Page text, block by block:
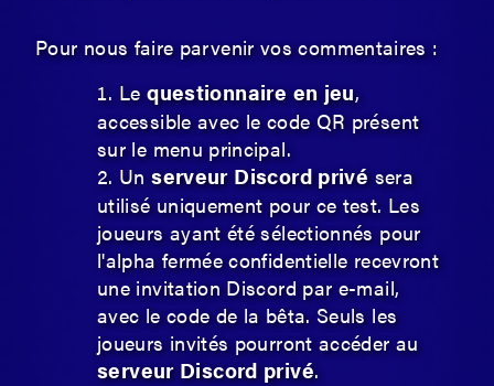
Pour nous faire parvenir vos commentaires :
Lequestionnaire en jeu,
accessible avec le code QR présent
sur le menu principal.
Unserveur Discord privésera
utilisé uniquement pour ce test. Les
joueurs ayant été sélectionnés pour
l'alpha fermée confidentielle recevront
une invitation Discord par e-mail,
avec le code de la bêta. Seuls les
joueurs invités pourront accéder au
serveur Discord privé.